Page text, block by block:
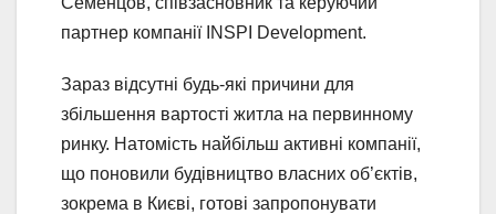
партнер компанії INSPI Development.
Зараз відсутні будь-які причини для
збільшення вартості житла на первинному
ринку. Натомість найбільш активні компанії,
що поновили будівництво власних об’єктів,
зокрема в Києві, готові запропонувати